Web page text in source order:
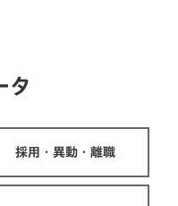
タ
採用・異動・離職